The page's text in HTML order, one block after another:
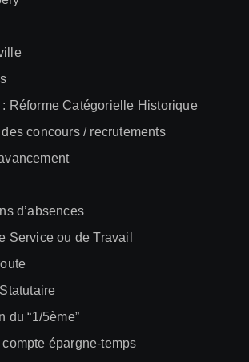
: Réforme Catégorielle Historique
concours / recrutements
d’absences
Service ou de Travail
du “1/5ème”
épargne-temps